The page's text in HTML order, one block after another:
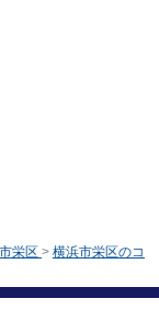
栄区 > 横浜市栄区のコ